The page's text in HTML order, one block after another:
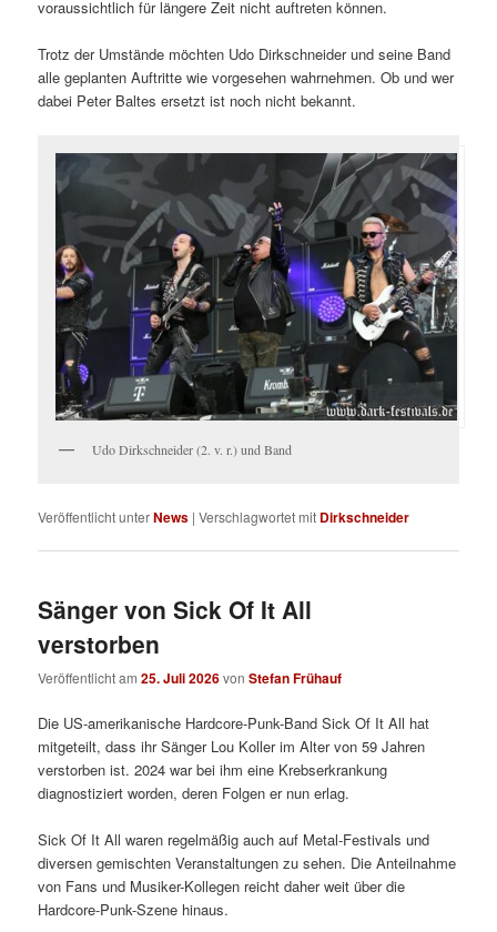
voraussichtlich für längere Zeit nicht auftreten können.
Trotz der Umstände möchten Udo Dirkschneider und seine Band
alle geplanten Auftritte wie vorgesehen wahrnehmen. Ob und wer
dabei Peter Baltes ersetzt ist noch nicht bekannt.
Udo Dirkschneider (2. v. r.) und Band
Veröffentlicht unterNews |Verschlagwortet mit Dirkschneider
Sänger von Sick Of It All
verstorben
Veröffentlicht am25. Juli 2026vonStefan Frühauf
Die US-amerikanische Hardcore-Punk-Band Sick Of It All hat
mitgeteilt, dass ihr Sänger Lou Koller im Alter von 59 Jahren
verstorben ist. 2024 war bei ihm eine Krebserkrankung
diagnostiziert worden, deren Folgen er nun erlag.
Sick Of It All waren regelmäßig auch auf Metal-Festivals und
diversen gemischten Veranstaltungen zu sehen. Die Anteilnahme
von Fans und Musiker-Kollegen reicht daher weit über die
Hardcore-Punk-Szene hinaus.